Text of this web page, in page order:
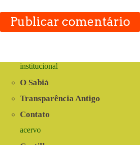
Publicar comentário
institucional
O Sabiá
Transparência Antigo
Contato
acervo